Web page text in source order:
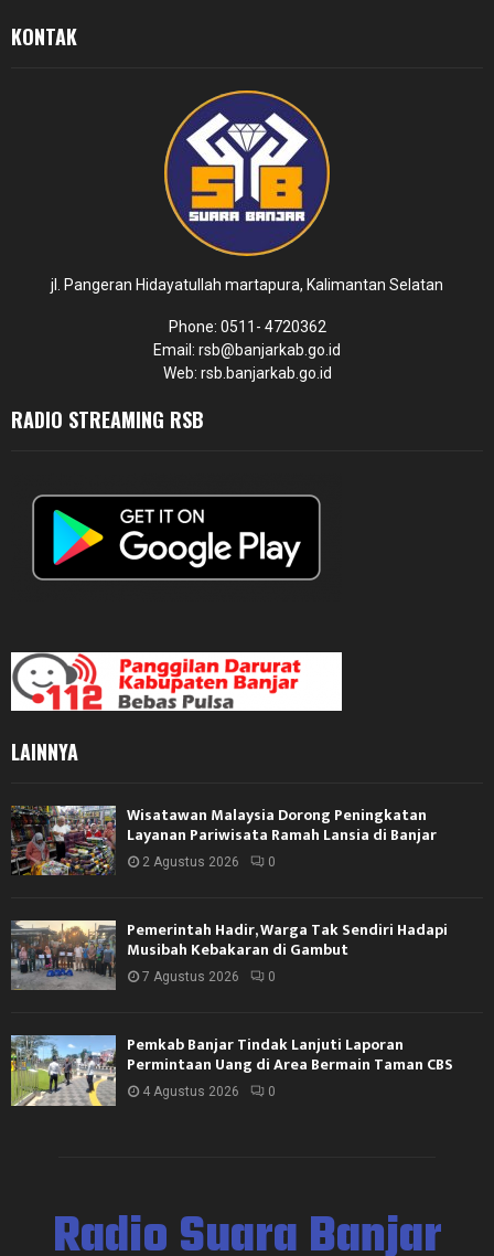
KONTAK
jl. Pangeran Hidayatullah martapura, Kalimantan Selatan
Phone: 0511- 4720362
Email: rsb@banjarkab.go.id
Web: rsb.banjarkab.go.id
RADIO STREAMING RSB
LAINNYA
Wisatawan Malaysia Dorong Peningkatan
Layanan Pariwisata Ramah Lansia di Banjar
2 Agustus 2026 0
Pemerintah Hadir, Warga Tak Sendiri Hadapi
Musibah Kebakaran di Gambut
7 Agustus 2026 0
Pemkab Banjar Tindak Lanjuti Laporan
Permintaan Uang di Area Bermain Taman CBS
4 Agustus 2026 0
Radio Suara Banjar